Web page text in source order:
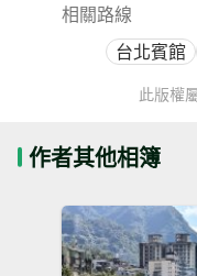
相關路線
台北賓館
此版權
作者其他相簿